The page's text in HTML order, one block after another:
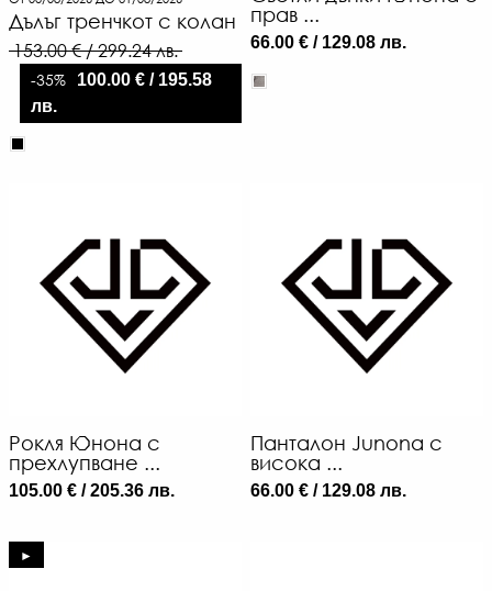
Дълъг тренчкот с колан
153.00 € / 299.24 лв.
-35%
100.00 € / 195.58
лв.
прав ...
66.00 € / 129.08 лв.
Рокля Юнона с
прехлупване ...
105.00 € / 205.36 лв.
Панталон Junona с
висока ...
66.00 € / 129.08 лв.
►